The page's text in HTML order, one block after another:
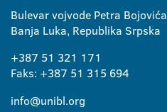
Bulevar vojvode Petra Bojovića
Banja Luka, Republika Srpska
+387 51 321 171
Faks: +387 51 315 694
info@unibl.org